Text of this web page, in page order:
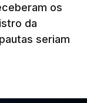
os
da
seriam